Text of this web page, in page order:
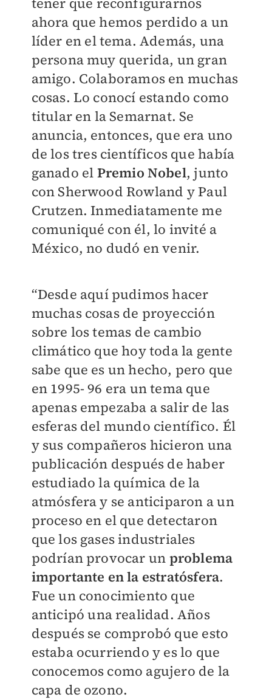
ahora que hemos perdido a un
líder en el tema. Además, una
persona muy querida, un gran
amigo. Colaboramos en muchas
cosas. Lo conocí estando como
titular en la Semarnat. Se
anuncia, entonces, que era uno
de los tres científicos que había
ganado el Premio Nobel, junto
con Sherwood Rowland y Paul
Crutzen. Inmediatamente me
comuniqué con él, lo invité a
México, no dudó en venir.
“Desde aquí pudimos hacer
muchas cosas de proyección
sobre los temas de cambio
climático que hoy toda la gente
sabe que es un hecho, pero que
en 1995- 96 era un tema que
apenas empezaba a salir de las
esferas del mundo científico. Él
y sus compañeros hicieron una
publicación después de haber
estudiado la química de la
atmósfera y se anticiparon a un
proceso en el que detectaron
que los gases industriales
podrían provocar un problema
importante en la estratósfera.
Fue un conocimiento que
anticipó una realidad. Años
después se comprobó que esto
estaba ocurriendo y es lo que
conocemos como agujero de la
capa de ozono.